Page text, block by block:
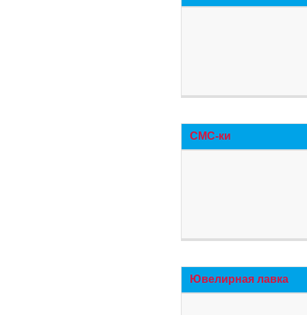
СМС-ки
Ювелирная лавка